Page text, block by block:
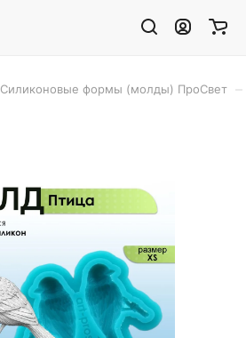
Силиконовые формы (молды) ПроСвет